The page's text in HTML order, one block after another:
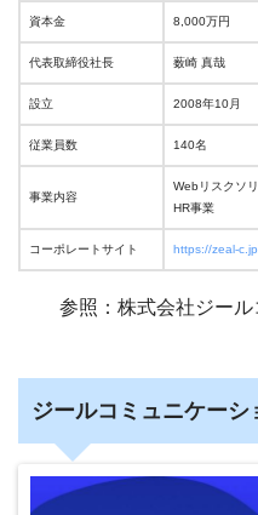
資本金 8,000万円
代表取締役社長 薮崎 真哉
設立 2008年10月
従業員数 140名
事業内容
Webリスクソ
HR事業
コーポレートサイト https://zeal-
参照：株式会社ジー
ジールコミュニケーシ